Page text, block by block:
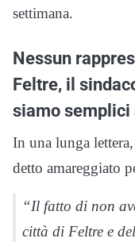
settimana.
Nessun
Feltre, il
siamo semplici
In una lunga
detto amareggiato
“Il fatto di non
città di Feltre e